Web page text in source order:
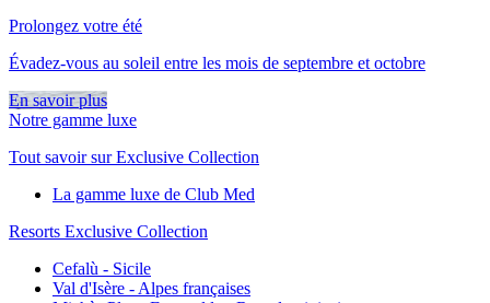
Prolongez votre été
Évadez-vous au soleil entre les mois de septembre et octobre
En savoir plus
Notre gamme luxe
Tout savoir sur Exclusive Collection
La gamme luxe de Club Med
Resorts Exclusive Collection
Cefalù - Sicile
Val d'Isère - Alpes françaises